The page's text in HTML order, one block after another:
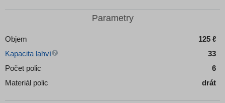
Parametry
Objem
125 ℓ
Kapacita lahví
33
Počet polic
6
Materiál polic
drát